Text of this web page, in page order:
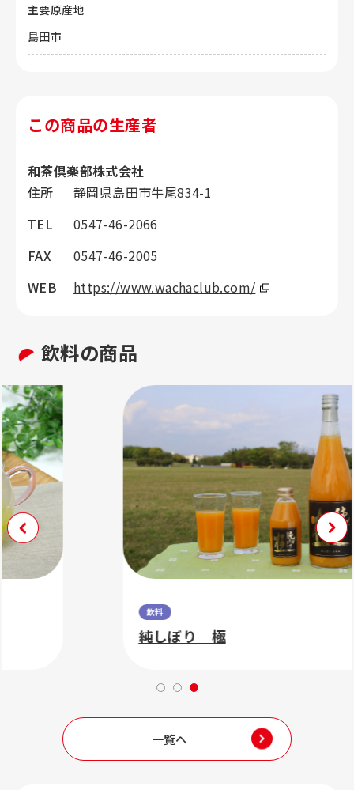
主要原産地
島田市
この商品の生産者
和茶倶楽部株式会社
住所
静岡県島田市牛尾834-1
TEL
0547-46-2066
FAX
0547-46-2005
WEB
https://www.wachaclub.com/
飲料の商品
一覧へ